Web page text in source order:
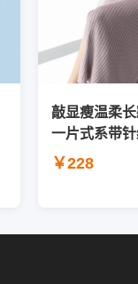
敲显瘦温柔
一片式系带
￥228